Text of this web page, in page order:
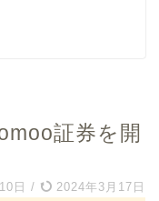
証券を開
日 / 2024年3月17日